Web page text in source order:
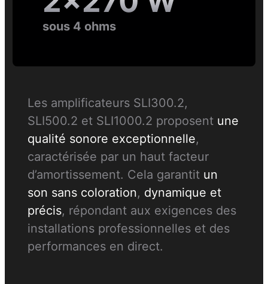
sous 4 ohms
Les amplificateurs SLI300.2,
SLI500.2 et SLI1000.2 proposent une
qualité sonore exceptionnelle,
caractérisée par un haut facteur
d’amortissement. Cela garantit un
son sans coloration, dynamique et
précis, répondant aux exigences des
installations professionnelles et des
performances en direct.